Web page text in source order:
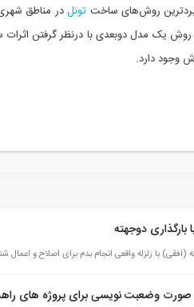
تونلدر مناطق
یک مدل دوبعدی با درنظر گرفتن
دوجهته
با زلزله واقعی انجام بدم برای اصلاح و
وضعبت نویسی برای پروژه های